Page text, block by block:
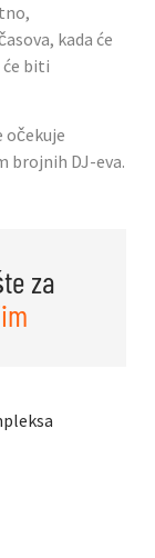
kada će
će biti
očekuje
brojnih DJ-eva.
za